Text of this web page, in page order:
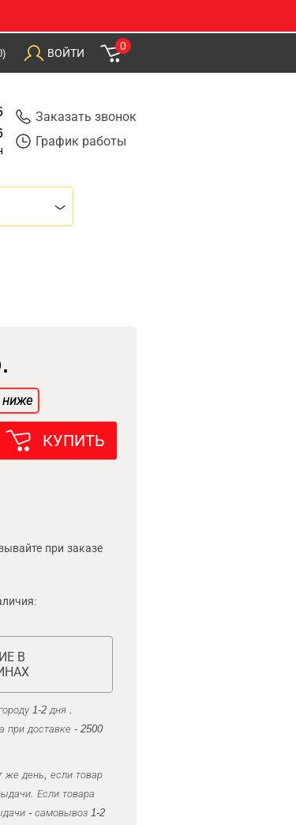
ВОЙТИ
0
Заказать звонок
График работы
ниже
КУПИТЬ
при заказе
В
1-2 дня .
при доставке - 2500
же день, если товар
Если товара
- самовывоз 1-2